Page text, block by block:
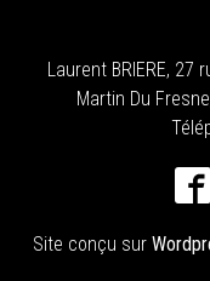
Laurent BRIERE, 27
Martin Du
Site conçu sur